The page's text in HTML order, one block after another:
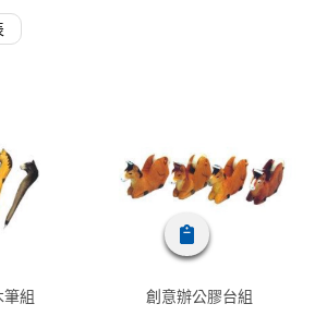
筆組
創意辦公膠台組